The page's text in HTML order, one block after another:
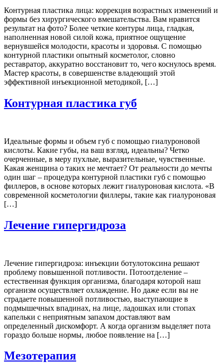
Контурная пластика лица: коррекция возрастных изменений и
формы без хирургического вмешательства. Вам нравится
результат на фото? Более четкие контуры лица, гладкая,
наполненная новой силой кожа, приятное ощущение
вернувшейся молодости, красоты и здоровья. С помощью
контурной пластики опытный косметолог, словно
реставратор, аккуратно восстановит то, чего коснулось время.
Мастер красоты, в совершенстве владеющий этой
эффективной инъекционной методикой, […]
Контурная пластика губ
Идеальные формы и объем губ с помощью гиалуроновой
кислоты. Какие губы, на ваш взгляд, идеальны? Четко
очерченные, в меру пухлые, выразительные, чувственные.
Какая женщина о таких не мечтает? От реальности до мечты
один шаг – процедура контурной пластики губ с помощью
филлеров, в основе которых лежит гиалуроновая кислота. «В
современной косметологии филлеры, такие как гиалуроновая
[…]
Лечение гипергидроза
Лечение гипергидроза: инъекции ботулотоксина решают
проблему повышенной потливости. Потоотделение –
естественная функция организма, благодаря которой наш
организм осуществляет охлаждение. Но даже если вы не
страдаете повышенной потливостью, выступающие в
подмышечных впадинах, на лице, ладошках или стопах
капельки с неприятным запахом доставляют вам
определенный дискомфорт. А когда организм выделяет пота
гораздо больше нормы, любое появление на […]
Мезотерапия